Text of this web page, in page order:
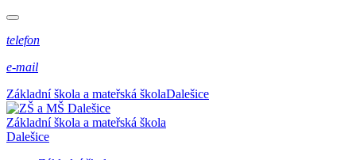
telefon
e-mail
Základní škola a mateřská školaDalešice
Základní škola a mateřská škola
Dalešice